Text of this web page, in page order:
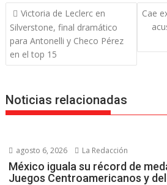
Navegación
de
entradas
Victoria de Leclerc en
Silverstone, final dramático
para Antonelli y Checo Pérez
en el top 15
Cae
Noticias relacionadas
agosto 6, 2026 La Redacción
México iguala su récord de
Juegos Centroamericanos y